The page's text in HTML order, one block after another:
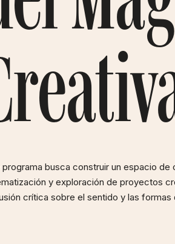
programa busca construir un espacio
y exploración de proyectos
crítica sobre el sentido y las formas